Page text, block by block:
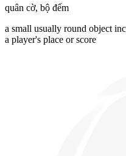
quân cờ, bộ đếm
a small usually round object
a player's place or score